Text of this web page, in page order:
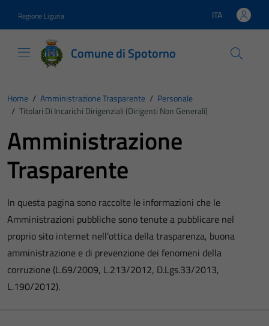
Regione Liguria Lingua attiva:
ITA
Comune di Spotorno
Home / Amministrazione Trasparente / Personale
/ Titolari Di Incarichi Dirigenziali (dirigenti Non Generali)
Amministrazione
Trasparente
In questa pagina sono raccolte le informazioni che le
Amministrazioni pubbliche sono tenute a pubblicare nel
proprio sito internet nell’ottica della trasparenza, buona
amministrazione e di prevenzione dei fenomeni della
corruzione (L.69/2009, L.213/2012, D.Lgs.33/2013,
L.190/2012).